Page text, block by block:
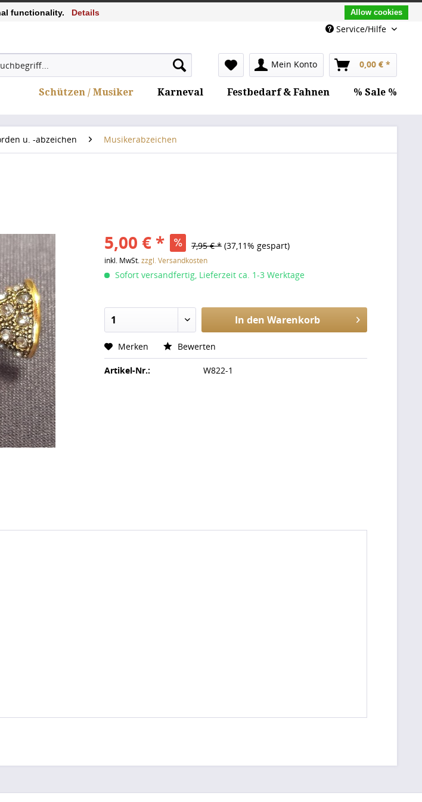
Service/Hilfe
Mein Konto 0,00 € *
Schützen / Musiker Karneval Festbedarf & Fahnen % Sale %
u. -abzeichen Musikerabzeichen
5,00 € * 7,95 € * (37,11% gespart)
inkl. MwSt.zzgl. Versandkosten
Sofort versandfertig, Lieferzeit ca. 1-3 Werktage
In den Warenkorb
Merken Bewerten
Artikel-Nr.: W822-1
functionality. Details Allow cookies